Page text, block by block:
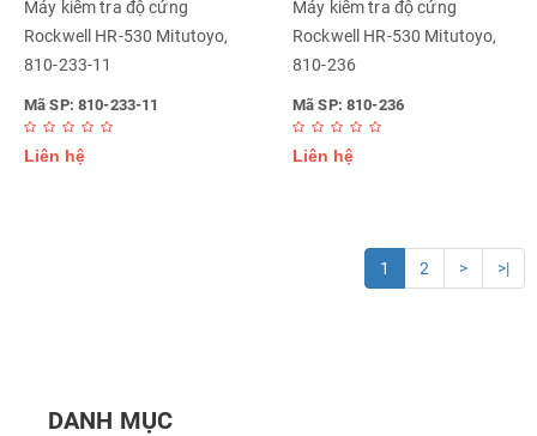
Máy kiểm tra độ cứng
Rockwell HR-530 Mitutoyo,
810-233-11
Mã SP: 810-233-11
Liên hệ
Máy kiểm tra độ cứng
Rockwell HR-530 Mitutoyo,
810-236
Mã SP: 810-236
Liên hệ
1 2 > >|
DANH MỤC